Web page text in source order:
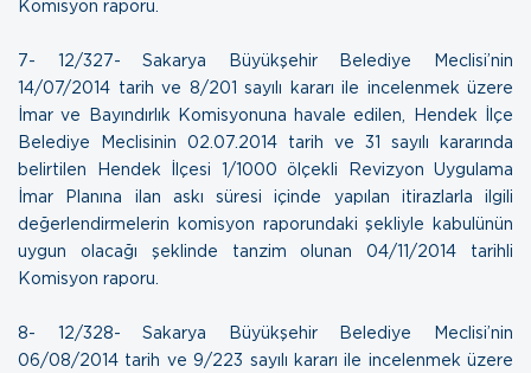
Komisyon raporu.
7- 12/327- Sakarya Büyükşehir Belediye Meclisi’nin
14/07/2014 tarih ve 8/201 sayılı kararı ile incelenmek üzere
İmar ve Bayındırlık Komisyonuna havale edilen, Hendek İlçe
Belediye Meclisinin 02.07.2014 tarih ve 31 sayılı kararında
belirtilen Hendek İlçesi 1/1000 ölçekli Revizyon Uygulama
İmar Planına ilan askı süresi içinde yapılan itirazlarla ilgili
değerlendirmelerin komisyon raporundaki şekliyle kabulünün
uygun olacağı şeklinde tanzim olunan04/11/2014 tarihli
Komisyon raporu.
8- 12/328- Sakarya Büyükşehir Belediye Meclisi’nin
06/08/2014 tarih ve 9/223 sayılı kararı ile incelenmek üzere